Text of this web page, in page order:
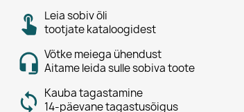
Leia sobiv õli
tootjate kataloogidest
Võtke meiega ühendust
Aitame leida sulle sobiva toote
Kauba tagastamine
14-päevane tagastusõigus